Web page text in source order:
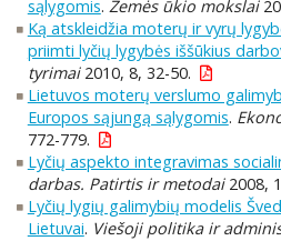
sąlygomis. Žemės ūkio mokslai
Ką atskleidžia moterų ir vyrų
priimti lyčių lygybės iššūkius
tyrimai2010, 8, 32-50.
Lietuvos moterų verslumo
Europos sąjungą sąlygomis.
772-779.
Lyčių aspekto integravimas
darbas. Patirtis ir metodai2008,
Lyčių lygių galimybių modelis
Lietuvai. Viešoji politika ir